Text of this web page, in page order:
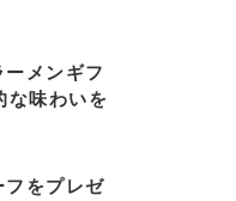
メンギフ
な味わいを
フをプレゼ